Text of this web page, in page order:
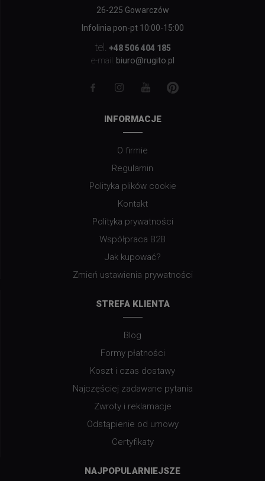
26-225 Gowarczów
Infolinia pon-pt 10:00-15:00
tel. +48 506 404 185
e-mail: biuro@rugito.pl
INFORMACJE
O firmie
Regulamin
Polityka plików cookie
Kontakt
Polityka prywatności
Współpraca B2B
Jak kupować?
Zmień ustawienia prywatności
STREFA KLIENTA
Blog
Formy płatności
Koszt i czas dostawy
Najczęściej zadawane pytania
Zwroty i reklamacje
Odstąpienie od umowy
Certyfikaty
NAJPOPULARNIEJSZE